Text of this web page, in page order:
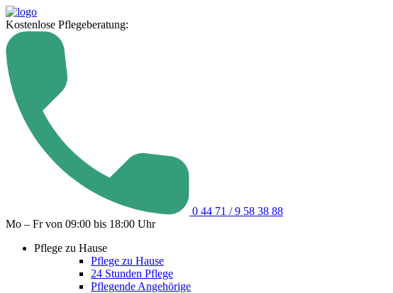
Kostenlose Pflegeberatung:
0 44 71 / 9 58 38 88
Mo – Fr von 09:00 bis 18:00 Uhr
Pflege zu Hause
Pflege zu Hause
24 Stunden Pflege
Pflegende Angehörige